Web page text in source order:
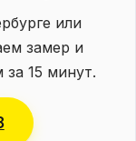
или
замер и
15 минут.